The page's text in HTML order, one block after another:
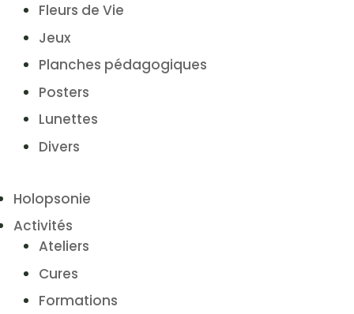
Fleurs de Vie
Jeux
Planches pédagogiques
Posters
Lunettes
Divers
Holopsonie
Activités
Ateliers
Cures
Formations